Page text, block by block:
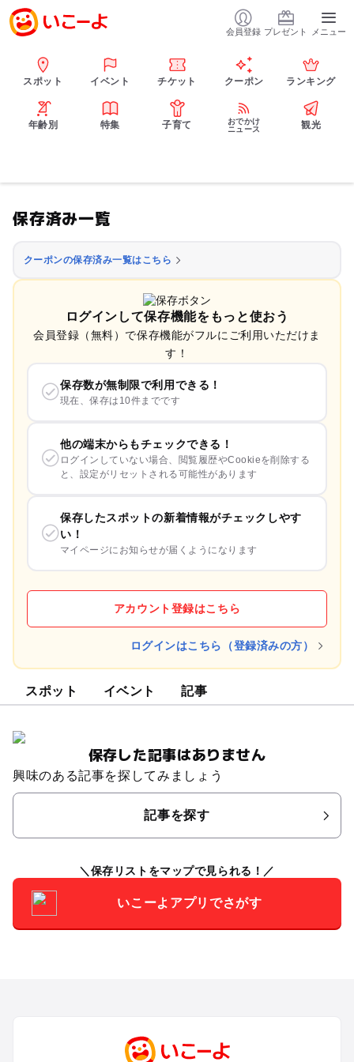
会員登録 プレゼント メニュー
スポット イベント チケット クーポン ランキング
年齢別 特集 子育て
おでかけ
ニュース
観光
保存済み一覧
クーポンの保存済み一覧はこちら
ログインして保存機能をもっと使おう
会員登録（無料）で保存機能がフルにご利用いただけま
す！
保存数が無制限で利用できる！
現在、保存は10件までです
他の端末からもチェックできる！
ログインしていない場合、閲覧履歴やCookieを削除する
と、設定がリセットされる可能性があります
保存したスポットの新着情報がチェックしやす
い！
マイページにお知らせが届くようになります
アカウント登録はこちら
ログインはこちら（登録済みの方）
スポット イベント 記事
保存した記事はありません
興味のある記事を探してみましょう
記事を探す
保存リストをマップで見られる！
いこーよアプリでさがす